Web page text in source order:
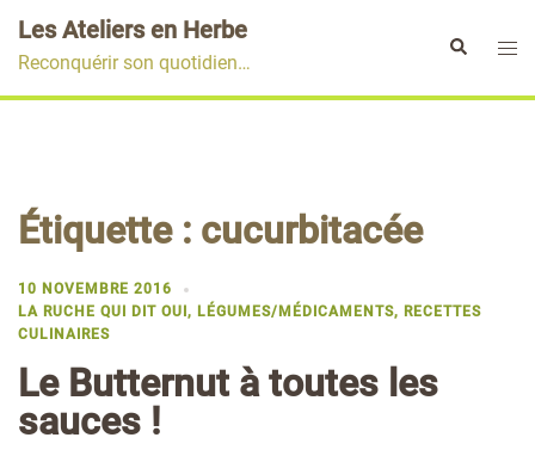
au
contenu
Les Ateliers en Herbe
Reconquérir son quotidien…
Rechercher
Étiquette : cucurbitacée
10 NOVEMBRE 2016
LA RUCHE QUI DIT OUI , LÉGUMES/MÉDICAMENTS, RECETTES
CULINAIRES
Le Butternut à toutes les
sauces !